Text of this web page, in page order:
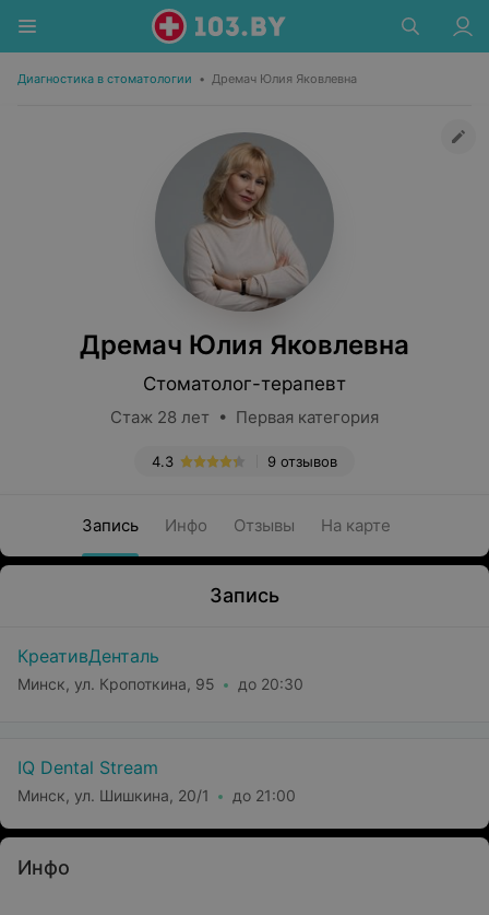
Диагностика в стоматологии • Дремач Юлия Яковлевна
Дремач Юлия Яковлевна
Стоматолог-терапевт
Стаж 28 лет • Первая категория
9 отзывов
4.3
Запись Инфо Отзывы На карте
Запись
КреативДенталь
Минск, ул. Кропоткина, 95 до 20:30
IQ Dental Stream
Минск, ул. Шишкина, 20/1 до 21:00
Инфо